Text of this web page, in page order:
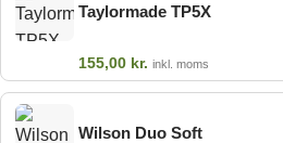
Taylormade TP5X
155,00 kr. inkl. moms
Wilson Duo Soft